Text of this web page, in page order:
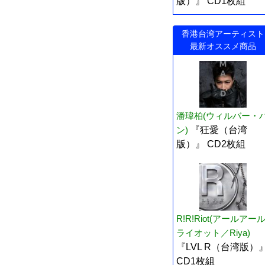
香港台湾アーティスト
最新オススメ商品
潘瑋柏(ウィルバー・
ン)
『狂愛（台湾
版）』 CD2枚組
R!R!Riot(アールアール
ライオット／Riya)
『LVL R（台湾版）』
CD1枚組